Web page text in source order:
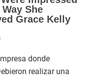
donde
realizar una